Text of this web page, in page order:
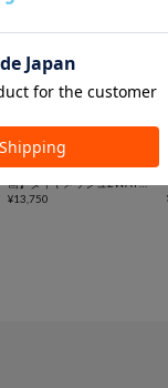
一部予約 
ear PAPILLONNER
追加決定！【ouchi/ほし企
画】ダイヤメッシュ2WAYト
ートバッグLサイズ
¥13,750